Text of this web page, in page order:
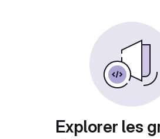
Explorer les